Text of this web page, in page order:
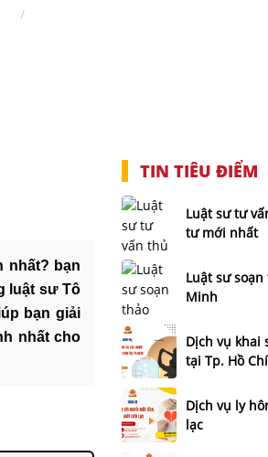
nhất? bạn
luật sư Tô
bạn giải
nhất cho
TIN TIÊU ĐIỂM
Luật sư tư
tư mới nhất
Luật sư
Minh
Dịch vụ khai
tại Tp. Hồ
Dịch vụ ly
lạc